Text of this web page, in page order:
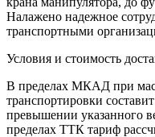
Налажено надежное
транспортными
Условия и стоимость
В пределах МКАД при
транспортировки
превышении указанного
пределах ТТК тариф